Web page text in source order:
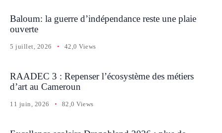
Baloum: la guerre d’indépendance reste une plaie
ouverte
5 juillet, 2026 42,0 Views
RAADEC 3 : Repenser l’écosystème des métiers
d’art au Cameroun
11 juin, 2026 82,0 Views